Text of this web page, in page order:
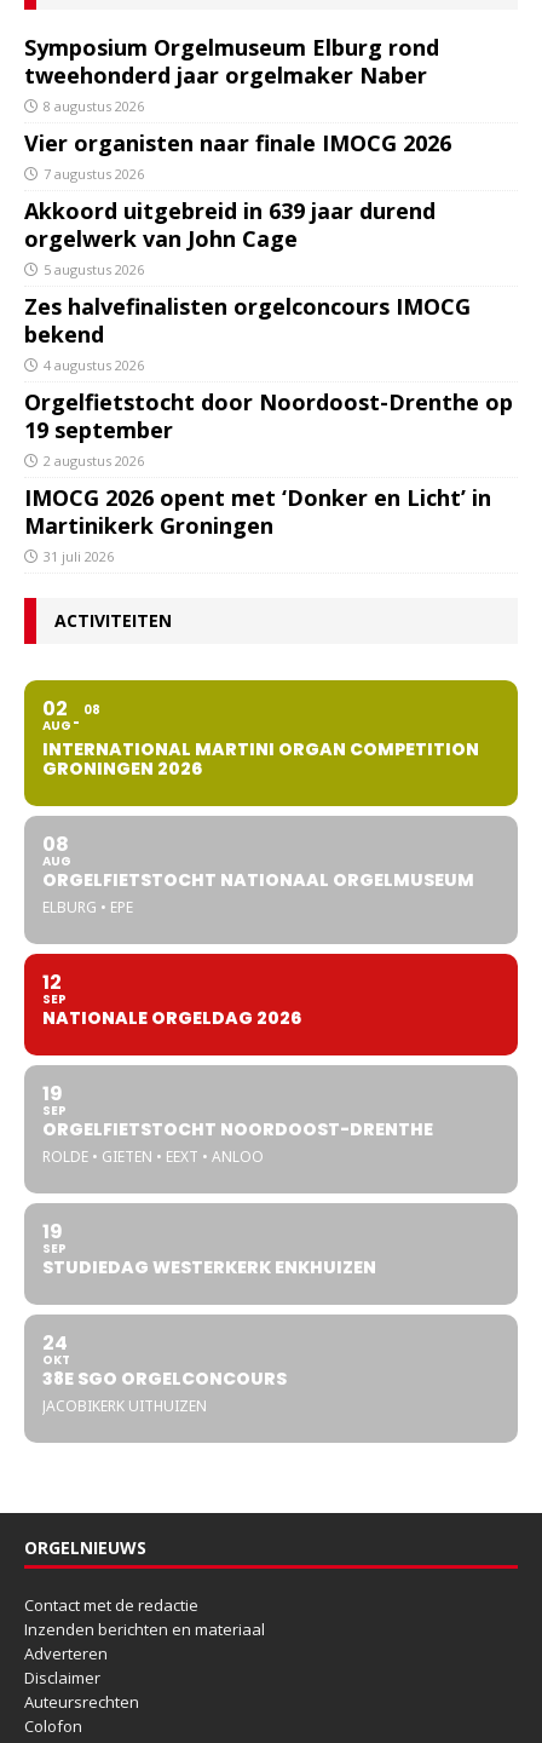
Symposium Orgelmuseum Elburg rond
tweehonderd jaar orgelmaker Naber
8 augustus 2026
Vier organisten naar finale IMOCG 2026
7 augustus 2026
Akkoord uitgebreid in 639 jaar durend
orgelwerk van John Cage
5 augustus 2026
Zes halvefinalisten orgelconcours IMOCG
bekend
4 augustus 2026
Orgelfietstocht door Noordoost-Drenthe op
19 september
2 augustus 2026
IMOCG 2026 opent met ‘Donker en Licht’ in
Martinikerk Groningen
31 juli 2026
ACTIVITEITEN
02
AUG
08
INTERNATIONAL MARTINI ORGAN COMPETITION
GRONINGEN 2026
08
AUG
ORGELFIETSTOCHT NATIONAAL ORGELMUSEUM
ELBURG • EPE
12
SEP
NATIONALE ORGELDAG 2026
19
SEP
ORGELFIETSTOCHT NOORDOOST-DRENTHE
ROLDE • GIETEN • EEXT • ANLOO
19
SEP
STUDIEDAG WESTERKERK ENKHUIZEN
24
OKT
38E SGO ORGELCONCOURS
JACOBIKERK UITHUIZEN
ORGELNIEUWS
Contact met de redactie
Inzenden berichten en materiaal
Adverteren
Disclaimer
Auteursrechten
Colofon